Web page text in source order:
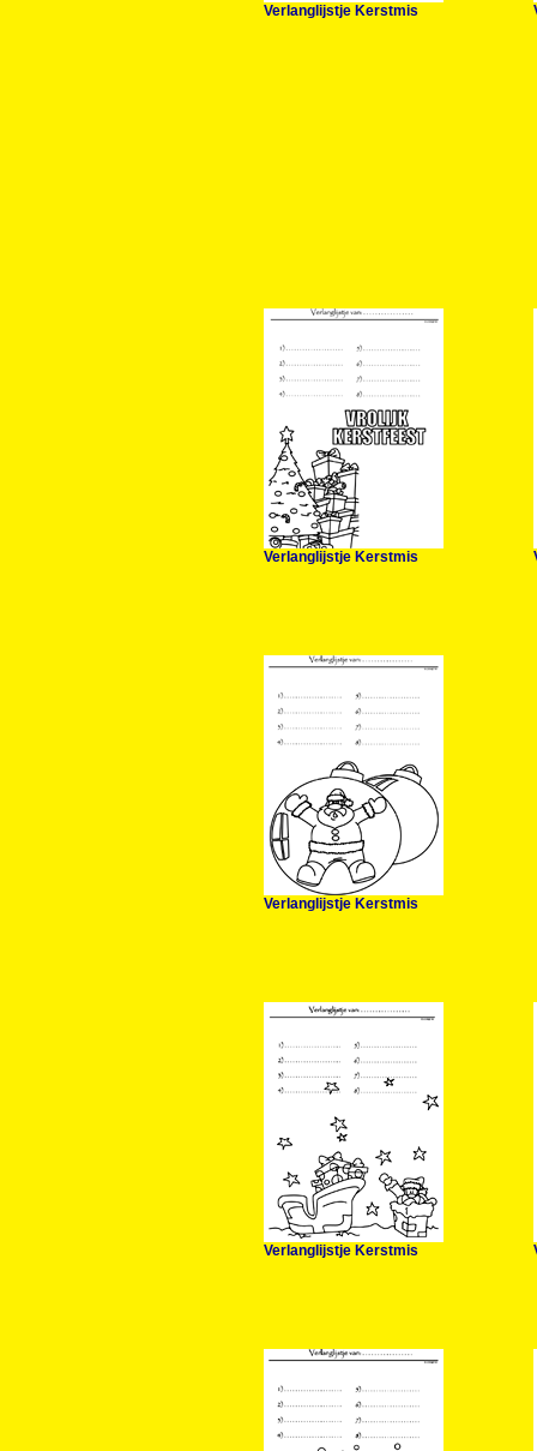
Verlanglijstje Kerstmis
Verlanglijstje Kerstmis
Verlanglijstje Kerstmis
Verlanglijstje Kerstmis